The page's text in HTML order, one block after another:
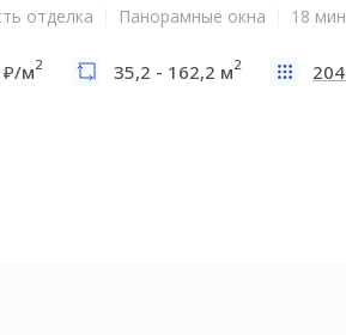
отделка Панорамные окна 18
/м2 35,2 - 162,2 м2